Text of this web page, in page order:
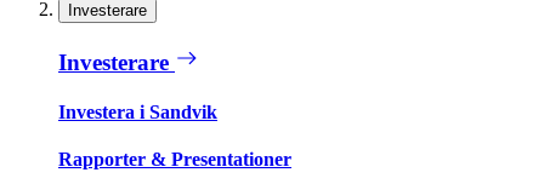
Investerare
Investerare
Investera i Sandvik
Rapporter & Presentationer